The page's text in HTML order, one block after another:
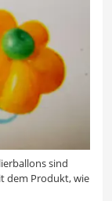
sind
dem Produkt, wie